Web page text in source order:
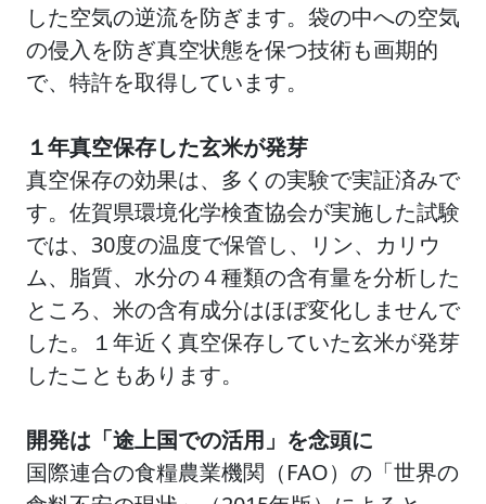
した空気の逆流を防ぎます。袋の中への空気
の侵入を防ぎ真空状態を保つ技術も画期的
で、特許を取得しています。
１年真空保存した玄米が発芽
真空保存の効果は、多くの実験で実証済みで
す。佐賀県環境化学検査協会が実施した試験
では、30度の温度で保管し、リン、カリウ
ム、脂質、水分の４種類の含有量を分析した
ところ、米の含有成分はほぼ変化しませんで
した。１年近く真空保存していた玄米が発芽
したこともあります。
開発は「途上国での活用」を念頭に
国際連合の食糧農業機関（FAO）の「世界の